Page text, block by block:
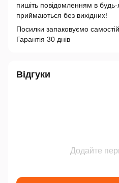
пишіть повідомленням в
приймаються без вихідних!
Посилки запаковуємо
Гарантія 30 днів
Відгуки
Додайте